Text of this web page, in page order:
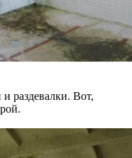
раздевалки. Вот,